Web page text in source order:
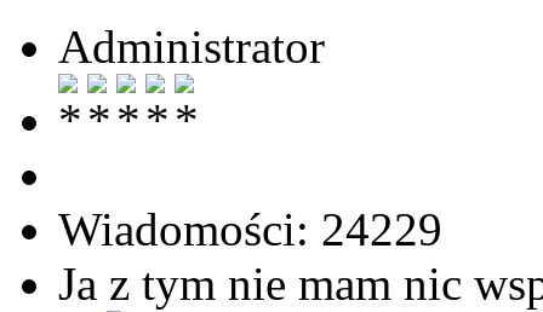
Administrator
Wiadomości: 24229
Ja z tym nie mam nic